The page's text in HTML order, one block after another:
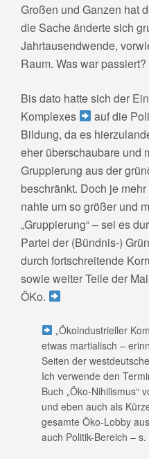
Großen und Ganzen hat
die Sache änderte sich
Jahrtausendwende,
Raum. Was war passiert?
Bis dato hatte sich der
Komplexes
auf die
Bildung, da es
eher überschaubare und
Gruppierung aus der
beschränkt. Doch je
nahte um so größer und
„Gruppierung“ – sei es
Partei der (Bündnis-)
durch fortschreitende
sowie weiter Teile der
ÖKo.
„Ökoindustrieller
etwas martialisch –
Seiten der
Ich verwende den
Buch „Öko-Nihilismus“
und eben auch als
gesamte Öko-Lobby
auch Politik-Bereich – s.